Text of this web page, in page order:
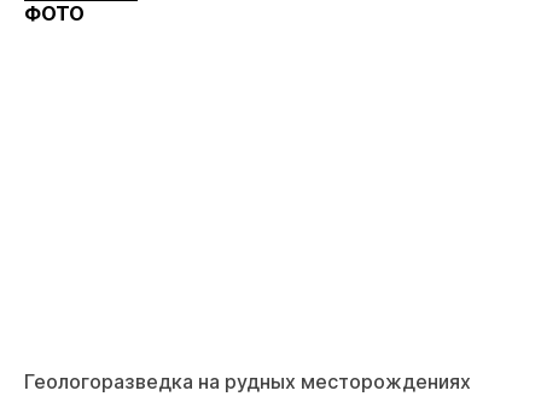
ФОТО
Геологоразведка на рудных месторождениях